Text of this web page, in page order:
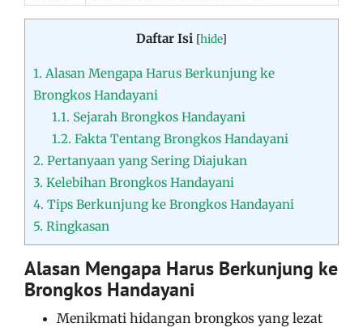
Daftar Isi hide]
1. Alasan Mengapa Harus Berkunjung ke
Brongkos Handayani
1.1. Sejarah Brongkos Handayani
1.2. Fakta Tentang Brongkos Handayani
2. Pertanyaan yang Sering Diajukan
3. Kelebihan Brongkos Handayani
4. Tips Berkunjung ke Brongkos Handayani
5. Ringkasan
Alasan Mengapa Harus Berkunjung ke
Brongkos Handayani
Menikmati hidangan brongkos yang lezat